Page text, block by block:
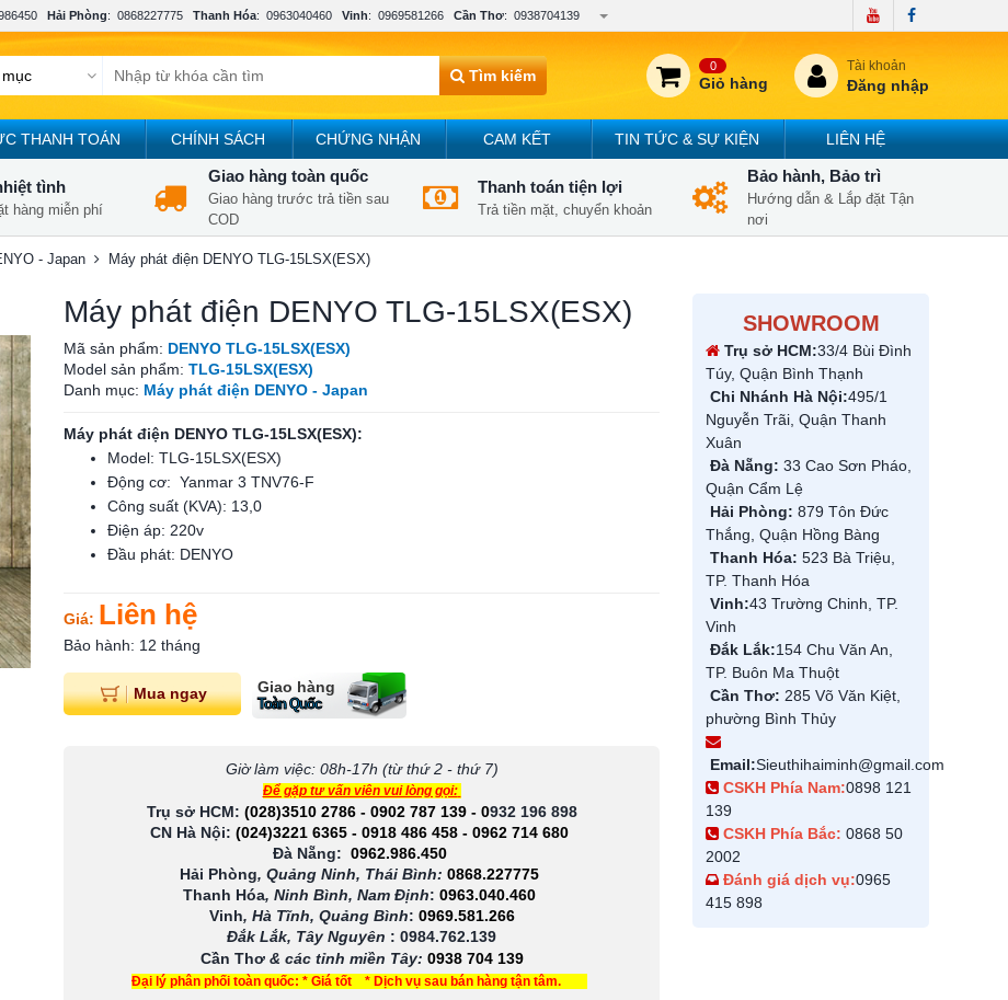
Hải Phòng: 0868227775 Thanh Hóa: 0963040460 Vinh: 0969581266 Cần Thơ: 0938704139
Tìm kiếm
0
Giỏ hàng
Tài khoản
Đăng nhập
THANH TOÁN CHÍNH SÁCH CHỨNG NHẬN CAM KẾT TIN TỨC & SỰ KIỆN LIÊN HỆ
tình
hàng miễn phí
Giao hàng toàn quốc
Giao hàng trước trả tiền sau
COD
Thanh toán tiện lợi
Trả tiền mặt, chuyển khoản
Bảo hành, Bảo trì
Hướng dẫn & Lắp đặt Tận
nơi
- Japan Máy phát điện DENYO TLG-15LSX(ESX)
Máy phát điện DENYO TLG-15LSX(ESX)
Mã sản phẩm: DENYO TLG-15LSX(ESX)
Model sản phẩm: TLG-15LSX(ESX)
Danh mục: Máy phát điện DENYO - Japan
Máy phát điện DENYO TLG-15LSX(ESX):
Model: TLG-15LSX(ESX)
Động cơ: Yanmar 3 TNV76-F
Công suất (KVA): 13,0
Điện áp: 220v
Đầu phát: DENYO
Giá: Liên hệ
Bảo hành: 12 tháng
Mua ngay Giao hàng
Toàn Quốc
Giờ làm việc: 08h-17h (từ thứ 2 - thứ 7)
Để gặp tư vấn viên vui lòng gọi:
Trụ sở HCM: (028)3510 2786 - 0902 787 139- 0932 196 898
CN Hà Nội: (024)3221 6365 - 0918 486 458 - 0962 714 680
Đà Nẵng: 0962.986.450
Hải Phòng, Quảng Ninh, Thái Bình: 0868.227775
Thanh Hóa, Ninh Bình, Nam Định: 0963.040.460
Vinh, Hà Tĩnh, Quảng Bình: 0969.581.266
Đắk Lắk, Tây Nguyên : 0984.762.139
Cần Thơ & các tỉnh miền Tây: 0938 704 139
Đại lý phân phối toàn quốc: * Giá tốt * Dịch vụ sau bán hàng tận tâm.
SHOWROOM
Trụ sở HCM:33/4 Bùi Đình
Túy, Quận Bình Thạnh
Chi Nhánh Hà Nội:495/1
Nguyễn Trãi, Quận Thanh
Xuân
Đà Nẵng: 33 Cao Sơn Pháo,
Quận Cẩm Lệ
Hải Phòng: 879 Tôn Đức
Thắng, Quận Hồng Bàng
Thanh Hóa: 523 Bà Triệu,
TP. Thanh Hóa
Vinh:43 Trường Chinh, TP.
Vinh
Đắk Lắk:154 Chu Văn An,
TP. Buôn Ma Thuột
Cần Thơ: 285 Võ Văn Kiệt,
phường Bình Thủy
Email:Sieuthihaiminh@gmail.com
CSKH Phía Nam:0898 121
139
CSKH Phía Bắc: 0868 50
2002
Đánh giá dịch vụ:0965
415 898